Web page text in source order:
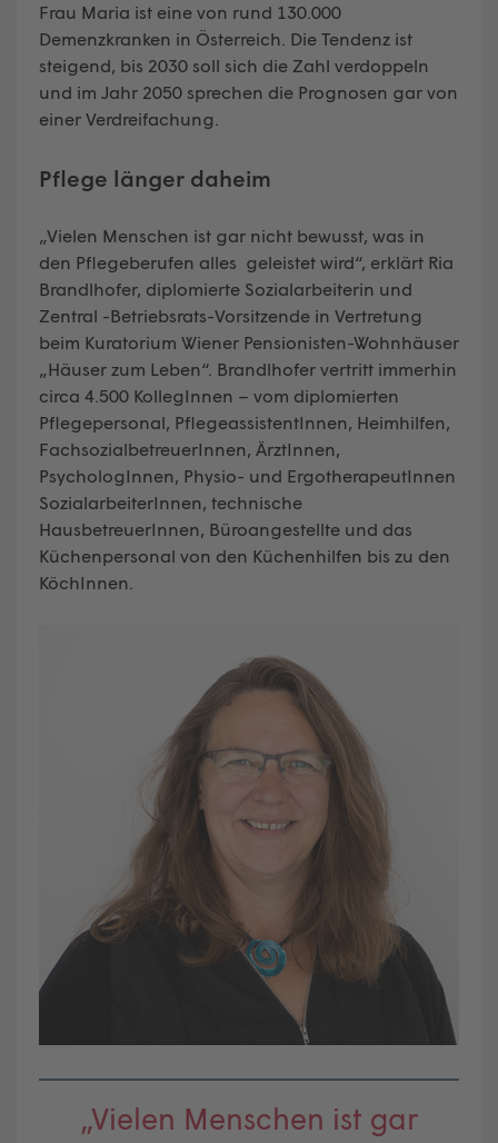
Frau Maria ist eine von rund 130.000
Demenzkranken in Österreich. Die Tendenz ist
steigend, bis 2030 soll sich die Zahl verdoppeln
und im Jahr 2050 sprechen die Prognosen gar von
einer Verdreifachung.
Pflege länger daheim
„Vielen Menschen ist gar nicht bewusst, was in
den Pflegeberufen alles geleistet wird“, erklärt Ria
Brandlhofer, diplomierte Sozialarbeiterin und
Zentral -Betriebsrats-Vorsitzende in Vertretung
beim Kuratorium Wiener Pensionisten-Wohnhäuser
„Häuser zum Leben“. Brandlhofer vertritt immerhin
circa 4.500 KollegInnen – vom diplomierten
Pflegepersonal, PflegeassistentInnen, Heimhilfen,
FachsozialbetreuerInnen, ÄrztInnen,
PsychologInnen, Physio- und ErgotherapeutInnen
SozialarbeiterInnen, technische
HausbetreuerInnen, Büroangestellte und das
Küchenpersonal von den Küchenhilfen bis zu den
KöchInnen.
„Vielen Menschen ist gar